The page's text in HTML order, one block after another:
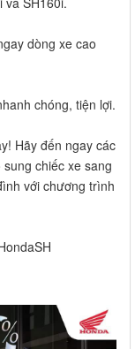
dòng xe cao
chóng, tiện lợi.
Hãy đến ngay các
chiếc xe sang
với chương trình